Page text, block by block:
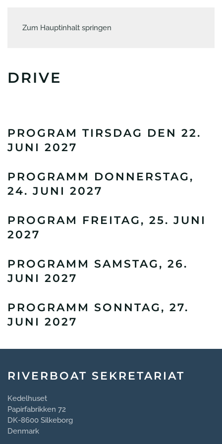
Zum Hauptinhalt springen
DRIVE
PROGRAM TIRSDAG DEN 22.
JUNI 2027
PROGRAMM DONNERSTAG,
24. JUNI 2027
PROGRAM FREITAG, 25. JUNI
2027
PROGRAMM SAMSTAG, 26.
JUNI 2027
PROGRAMM SONNTAG, 27.
JUNI 2027
RIVERBOAT SEKRETARIAT
Kedelhuset
Papirfabrikken 72
DK-8600 Silkeborg
Denmark